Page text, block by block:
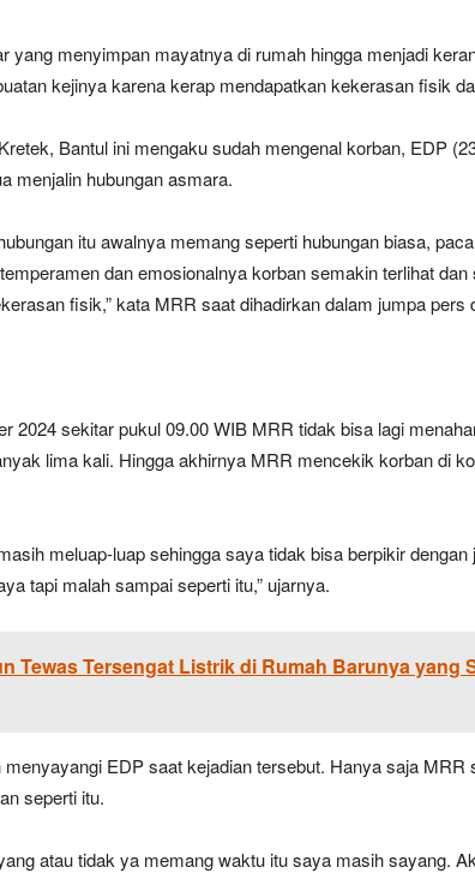
yang menyimpan mayatnya di rumah hingga menjadi
kejinya karena kerap mendapatkan kekerasan fisik
Bantul ini mengaku sudah mengenal korban, EDP
menjalin hubungan asmara.
itu awalnya memang seperti hubungan biasa,
dan emosionalnya korban semakin terlihat
fisik,” kata MRR saat dihadirkan dalam jumpa pers
2024 sekitar pukul 09.00 WIB MRR tidak bisa lagi
lima kali. Hingga akhirnya MRR mencekik korban di
meluap-luap sehingga saya tidak bisa berpikir dengan
tapi malah sampai seperti itu,” ujarnya.
Tewas Tersengat Listrik di Rumah Barunya yang
EDP saat kejadian tersebut. Hanya saja MRR
seperti itu.
atau tidak ya memang waktu itu saya masih sayang.